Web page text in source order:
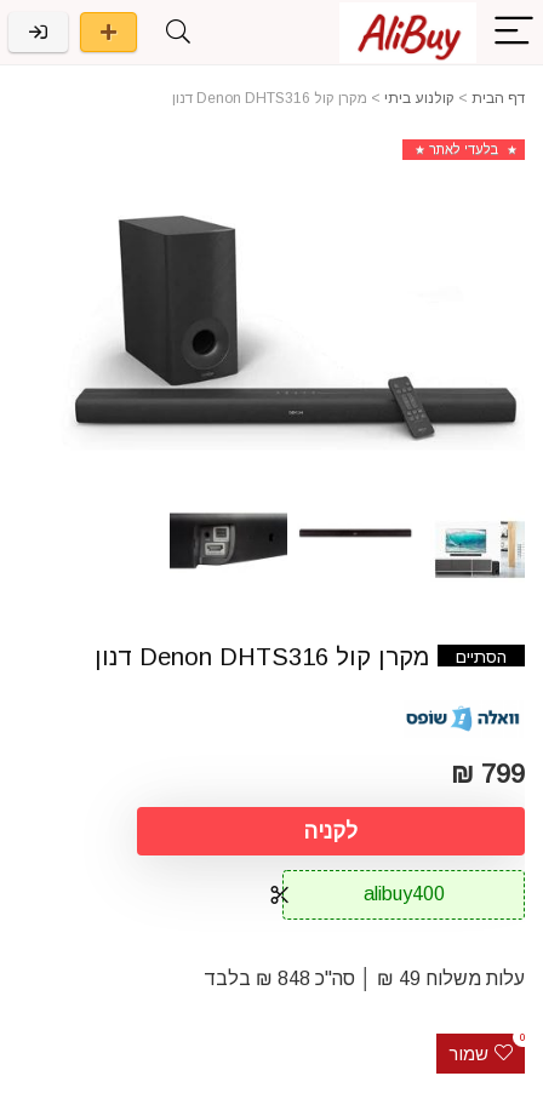
דף הבית > קולנוע ביתי > מקרן קול Denon DHTS316 דנון
בלעדי לאתר
הסתיים מקרן קול Denon DHTS316 דנון
799 ₪
לקניה
alibuy400
עלות משלוח 49 ₪ │ סה"כ 848 ₪ בלבד
שמור
0